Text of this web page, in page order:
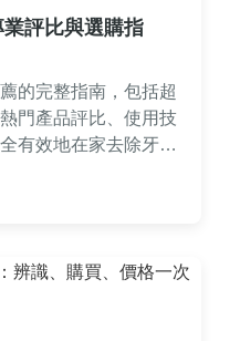
評比與選購指
的完整指南，包括超
門產品評比、使用技
有效地在家去除牙結